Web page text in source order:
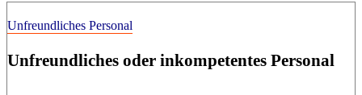
Unfreundliches Personal
Unfreundliches oder inkompetentes Personal